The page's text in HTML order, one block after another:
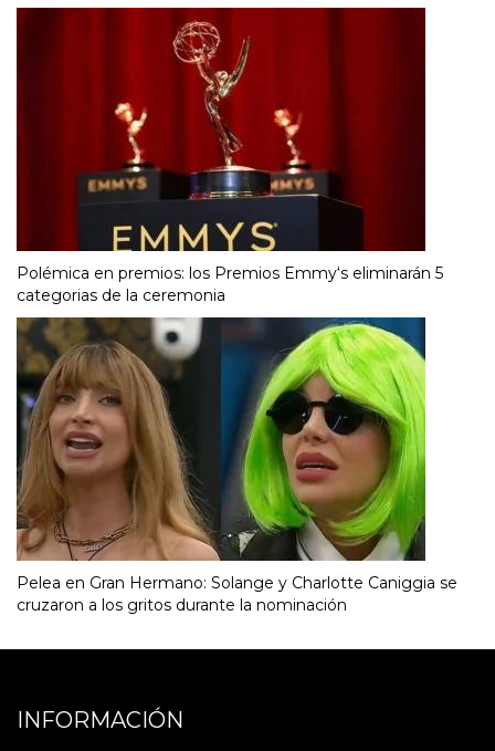
Polémica en premios: los Premios Emmy‘s eliminarán 5
categorias de la ceremonia
Pelea en Gran Hermano: Solange y Charlotte Caniggia se
cruzaron a los gritos durante la nominación
INFORMACIÓN